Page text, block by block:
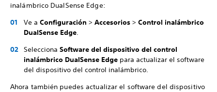
inalámbrico DualSense Edge:
Ve a Configuración > Accesorios > Control inalámbrico
DualSense Edge.
Selecciona Software del dispositivo del control
inalámbrico DualSense Edge para actualizar el software
del dispositivo del control inalámbrico.
Ahora también puedes actualizar el software del dispositivo